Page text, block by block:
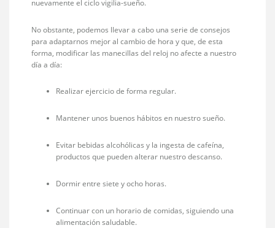
nuevamente el ciclo vigilia-sueño.
No obstante, podemos llevar a cabo una serie de consejos
para adaptarnos mejor al cambio de hora y que, de esta
forma, modificar las manecillas del reloj no afecte a nuestro
día a día:
Realizar ejercicio de forma regular.
Mantener unos buenos hábitos en nuestro sueño.
Evitar bebidas alcohólicas y la ingesta de cafeína,
productos que pueden alterar nuestro descanso.
Dormir entre siete y ocho horas.
Continuar con un horario de comidas, siguiendo una
alimentación saludable.